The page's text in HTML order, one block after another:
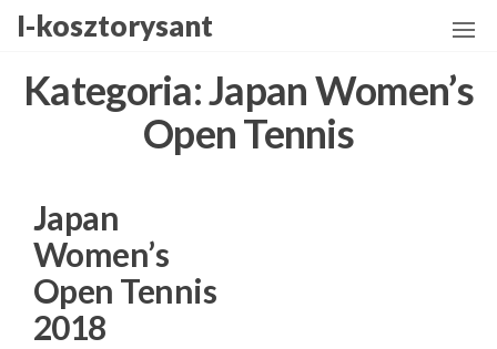
Przejdź
treści
I-kosztorysant
Kategoria:Japan Women’s
Open Tennis
Japan
Women’s
Open Tennis
2018